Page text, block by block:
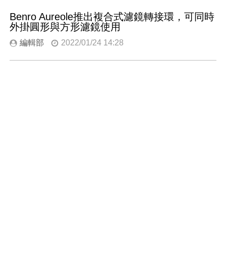
Benro Aureole推出複合式濾鏡轉接環，可同時
外掛圓形與方形濾鏡使用
編輯部 2022/01/24 14:28